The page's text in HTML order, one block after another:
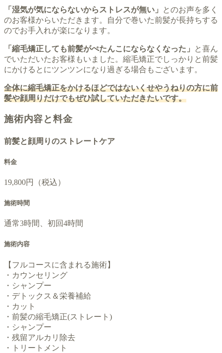
「湿気が気にならないからストレスが無い」
とのお声を多く
のお客様からいただきます。自分で巻いた前髪が長持ちする
のでお手入れが楽になります。
「縮毛矯正しても前髪がぺたんこにならなくなった」
と喜ん
でいただいたお客様もいました。縮毛矯正でしっかりと前髪
にかけるとにツンツンになり過ぎる場合もございます。
全体に縮毛矯正をかけるほどではないくせやうねりの方に前
髪や顔周りだけでもぜひ試していただきたいです。
施術内容と料金
前髪と顔周りのストレートケア
料金
19,800円（税込）
施術時間
通常3時間、初回4時間
施術内容
【フルコースに含まれる施術】
・カウンセリング
・シャンプー
・デトックス＆栄養補給
・カット
・前髪の縮毛矯正(ストレート)
・シャンプー
・残留アルカリ除去
・トリートメント